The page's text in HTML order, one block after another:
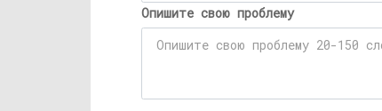
Опишите свою проблему